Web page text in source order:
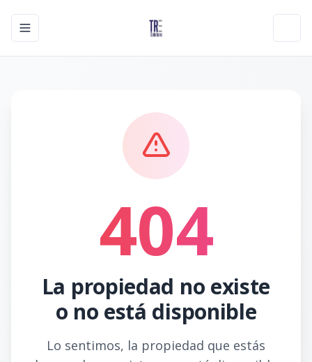
Toggle navigation menu
404
La propiedad no existe
o no está disponible
Lo sentimos, la propiedad que estás